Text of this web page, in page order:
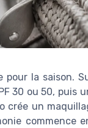
la saison.
30 ou 50, puis
crée un
commence